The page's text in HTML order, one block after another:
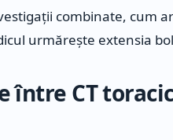
combinate, cum
urmărește extensia
CT